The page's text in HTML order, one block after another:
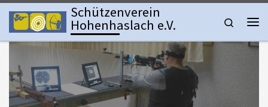
Zum Inhalt springenSchützenverein
Hohenhaslach e.V.
Search